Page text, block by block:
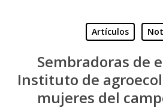
Artículos
Sembradoras de
Instituto de
mujeres del